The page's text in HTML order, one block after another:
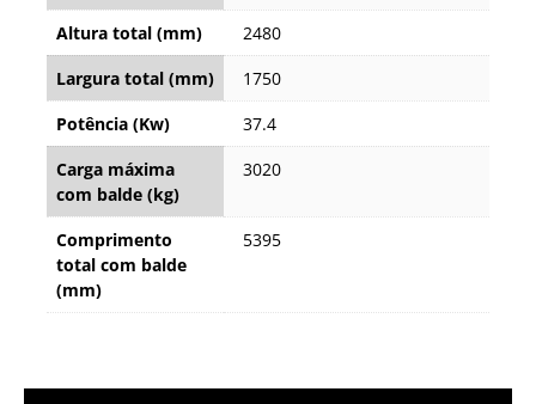
Altura total (mm)
2480
Largura total (mm)
1750
Potência (Kw)
37.4
Carga máxima
com balde (kg)
3020
Comprimento
total com balde
(mm)
5395